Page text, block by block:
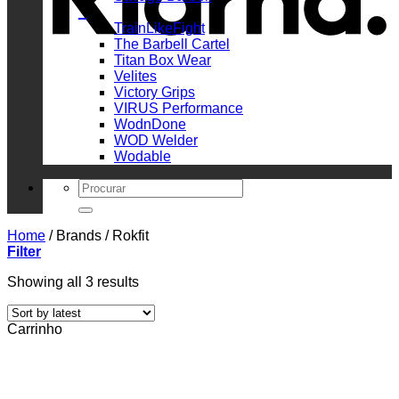
_
TrainLikeFight
The Barbell Cartel
Titan Box Wear
Velites
Victory Grips
VIRUS Performance
WodnDone
WOD Welder
Wodable
Search
for:
Home /Brands /Rokfit
Filter
Showing all 3 resultsSorted
latest
Carrinho